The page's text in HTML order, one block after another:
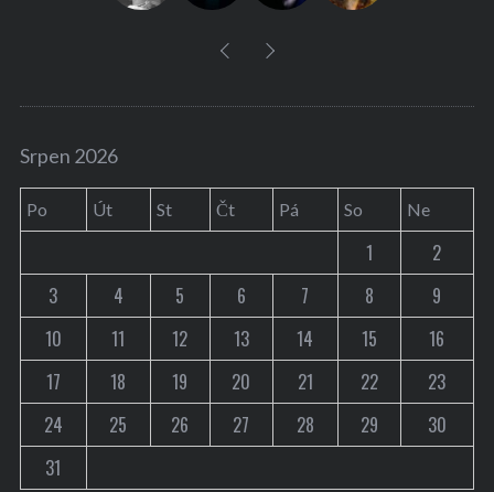
Srpen 2026
Po Út St Čt Pá So Ne
1
2
3
4 5 6 7 8
9
10
11 12 13 14 15
16
17
18 19 20 21 22
23
24
25 26 27 28 29
30
31